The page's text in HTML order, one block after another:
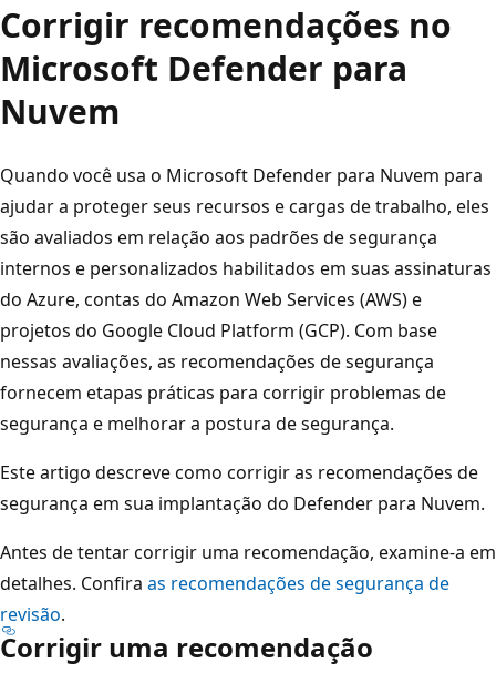
Corrigir recomendações no
Microsoft Defender para
Nuvem
Quando você usa o Microsoft Defender para Nuvem para
ajudar a proteger seus recursos e cargas de trabalho, eles
são avaliados em relação aos padrões de segurança
internos e personalizados habilitados em suas assinaturas
do Azure, contas do Amazon Web Services (AWS) e
projetos do Google Cloud Platform (GCP). Com base
nessas avaliações, as recomendações de segurança
fornecem etapas práticas para corrigir problemas de
segurança e melhorar a postura de segurança.
Este artigo descreve como corrigir as recomendações de
segurança em sua implantação do Defender para Nuvem.
Antes de tentar corrigir uma recomendação, examine-a em
detalhes. Confira as recomendações de segurança de
revisão.
Corrigir uma recomendação